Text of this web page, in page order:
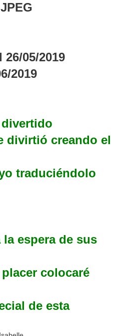
05/2019
2019
divertido
divirtió creando el
traduciéndolo
la espera de sus
colocaré
de esta